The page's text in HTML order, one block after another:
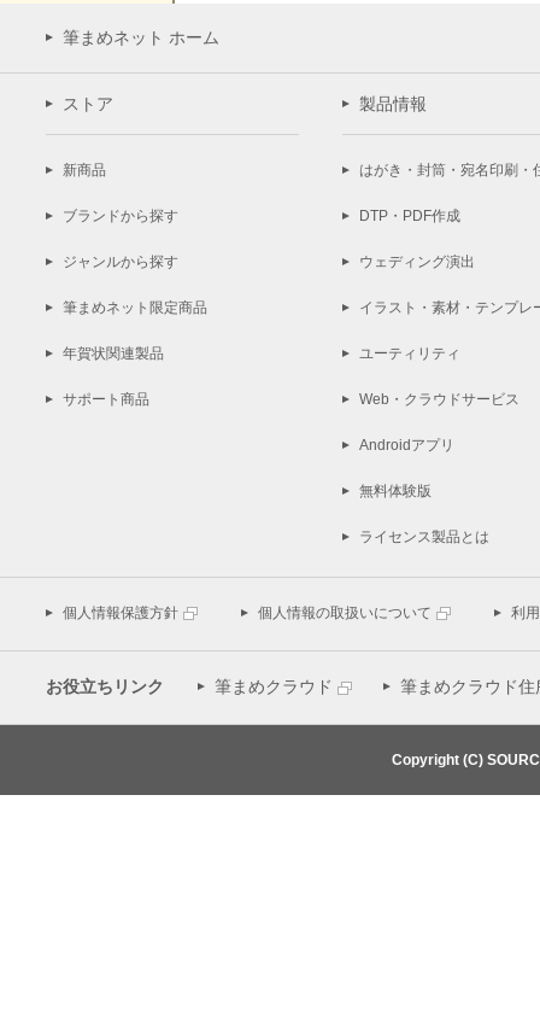
筆まめネット ホーム
ストア
新商品
ブランドから探す
ジャンルから探す
筆まめネット限定商品
年賀状関連製品
サポート商品
製品情報
はがき・封筒・宛名印刷・
DTP・PDF作成
ウェディング演出
イラスト・素材・テンプレ
ユーティリティ
Web・クラウドサービス
Androidアプリ
無料体験版
ライセンス製品とは
個人情報保護方針 個人情報の取扱いについて 利
お役立ちリンク 筆まめクラウド 筆まめクラウド住
Copyright (C)